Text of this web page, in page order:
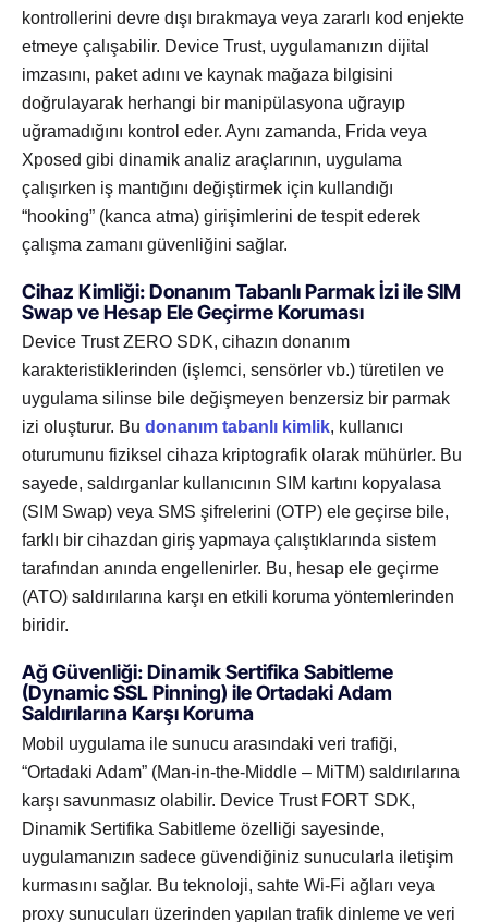
kontrollerini devre dışı bırakmaya veya zararlı kod enjekte
etmeye çalışabilir. Device Trust, uygulamanızın dijital
imzasını, paket adını ve kaynak mağaza bilgisini
doğrulayarak herhangi bir manipülasyona uğrayıp
uğramadığını kontrol eder. Aynı zamanda, Frida veya
Xposed gibi dinamik analiz araçlarının, uygulama
çalışırken iş mantığını değiştirmek için kullandığı
“hooking” (kanca atma) girişimlerini de tespit ederek
çalışma zamanı güvenliğini sağlar.
Cihaz Kimliği: Donanım Tabanlı Parmak İzi ile SIM
Swap ve Hesap Ele Geçirme Koruması
Device Trust ZERO SDK, cihazın donanım
karakteristiklerinden (işlemci, sensörler vb.) türetilen ve
uygulama silinse bile değişmeyen benzersiz bir parmak
izi oluşturur. Bu donanım tabanlı kimlik, kullanıcı
oturumunu fiziksel cihaza kriptografik olarak mühürler. Bu
sayede, saldırganlar kullanıcının SIM kartını kopyalasa
(SIM Swap) veya SMS şifrelerini (OTP) ele geçirse bile,
farklı bir cihazdan giriş yapmaya çalıştıklarında sistem
tarafından anında engellenirler. Bu, hesap ele geçirme
(ATO) saldırılarına karşı en etkili koruma yöntemlerinden
biridir.
Ağ Güvenliği: Dinamik Sertifika Sabitleme
(Dynamic SSL Pinning) ile Ortadaki Adam
Saldırılarına Karşı Koruma
Mobil uygulama ile sunucu arasındaki veri trafiği,
“Ortadaki Adam” (Man-in-the-Middle – MiTM) saldırılarına
karşı savunmasız olabilir. Device Trust FORT SDK,
Dinamik Sertifika Sabitleme özelliği sayesinde,
uygulamanızın sadece güvendiğiniz sunucularla iletişim
kurmasını sağlar. Bu teknoloji, sahte Wi-Fi ağları veya
proxy sunucuları üzerinden yapılan trafik dinleme ve veri